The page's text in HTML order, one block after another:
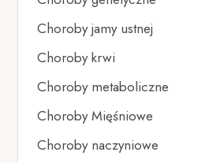
Choroby jamy ustnej
Choroby krwi
Choroby metaboliczne
Choroby Mięśniowe
Choroby naczyniowe